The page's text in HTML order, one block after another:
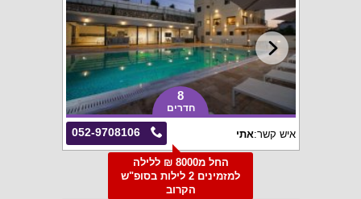
8
חדרים
052-9708106 איש קשר:אתי
החל מ8000 ₪ ללילה
למזמינים 2 לילות בסופ"ש
הקרוב